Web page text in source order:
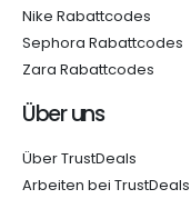
Nike Rabattcodes
Sephora Rabattcodes
Zara Rabattcodes
Über uns
Über TrustDeals
Arbeiten bei TrustDeals